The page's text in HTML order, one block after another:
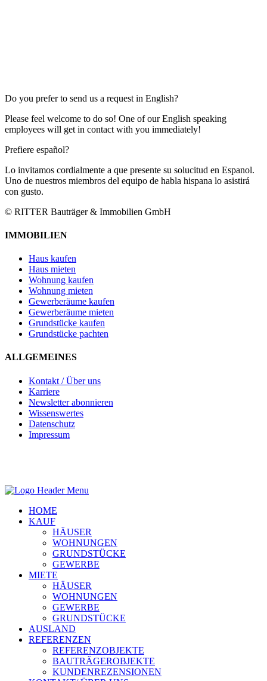
Do you prefer to send us a request in English?
Please feel welcome to do so! One of our English speaking
employees will get in contact with you immediately!
Prefiere español?
Lo invitamos cordialmente a que presente su solucitud en Espanol.
Uno de nuestros miembros del equipo de habla hispana lo asistirá
con gusto.
© RITTER Bauträger & Immobilien GmbH
IMMOBILIEN
Haus kaufen
Haus mieten
Wohnung kaufen
Wohnung mieten
Gewerberäume kaufen
Gewerberäume mieten
Grundstücke kaufen
Grundstücke pachten
ALLGEMEINES
Kontakt / Über uns
Karriere
Newsletter abonnieren
Wissenswertes
Datenschutz
Impressum
HOME
KAUF
HÄUSER
WOHNUNGEN
GRUNDSTÜCKE
GEWERBE
MIETE
HÄUSER
WOHNUNGEN
GEWERBE
GRUNDSTÜCKE
AUSLAND
REFERENZEN
REFERENZOBJEKTE
BAUTRÄGEROBJEKTE
KUNDENREZENSIONEN